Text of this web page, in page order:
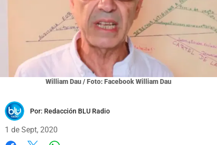
William Dau / Foto: Facebook William Dau
Por: Redacción BLU Radio
1 de Sept, 2020